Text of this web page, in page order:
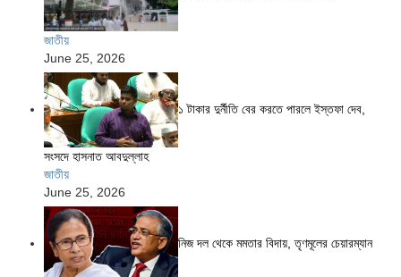
জাতীয়
June 25, 2026
১ টাকার দুর্নীতি বের করতে পারলে ইস্তফা দেব,
সংসদে হাসনাত আবদুল্লাহ
জাতীয়
June 25, 2026
নিজ দল থেকে মমতার বিদায়, তৃণমূলের চেয়ারম্যান